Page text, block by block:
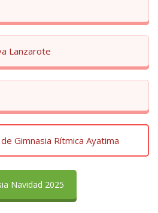
Lanzarote
Gimnasia Rítmica Ayatima
Navidad 2025